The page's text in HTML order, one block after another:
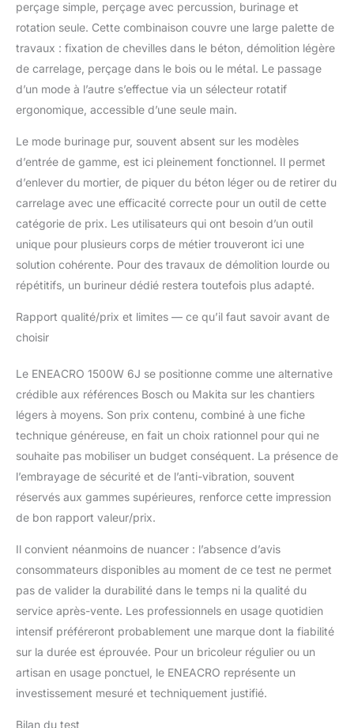
perçage simple, perçage avec percussion, burinage et
rotation seule. Cette combinaison couvre une large palette de
travaux : fixation de chevilles dans le béton, démolition légère
de carrelage, perçage dans le bois ou le métal. Le passage
d’un mode à l’autre s’effectue via un sélecteur rotatif
ergonomique, accessible d’une seule main.
Le mode burinage pur, souvent absent sur les modèles
d’entrée de gamme, est ici pleinement fonctionnel. Il permet
d’enlever du mortier, de piquer du béton léger ou de retirer du
carrelage avec une efficacité correcte pour un outil de cette
catégorie de prix. Les utilisateurs qui ont besoin d’un outil
unique pour plusieurs corps de métier trouveront ici une
solution cohérente. Pour des travaux de démolition lourde ou
répétitifs, un burineur dédié restera toutefois plus adapté.
Rapport qualité/prix et limites — ce qu’il faut savoir avant de
choisir
Le ENEACRO 1500W 6J se positionne comme une alternative
crédible aux références Bosch ou Makita sur les chantiers
légers à moyens. Son prix contenu, combiné à une fiche
technique généreuse, en fait un choix rationnel pour qui ne
souhaite pas mobiliser un budget conséquent. La présence de
l’embrayage de sécurité et de l’anti-vibration, souvent
réservés aux gammes supérieures, renforce cette impression
de bon rapport valeur/prix.
Il convient néanmoins de nuancer : l’absence d’avis
consommateurs disponibles au moment de ce test ne permet
pas de valider la durabilité dans le temps ni la qualité du
service après-vente. Les professionnels en usage quotidien
intensif préféreront probablement une marque dont la fiabilité
sur la durée est éprouvée. Pour un bricoleur régulier ou un
artisan en usage ponctuel, le ENEACRO représente un
investissement mesuré et techniquement justifié.
Bilan du test